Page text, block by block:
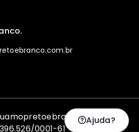
|
0001-61
Ajuda?